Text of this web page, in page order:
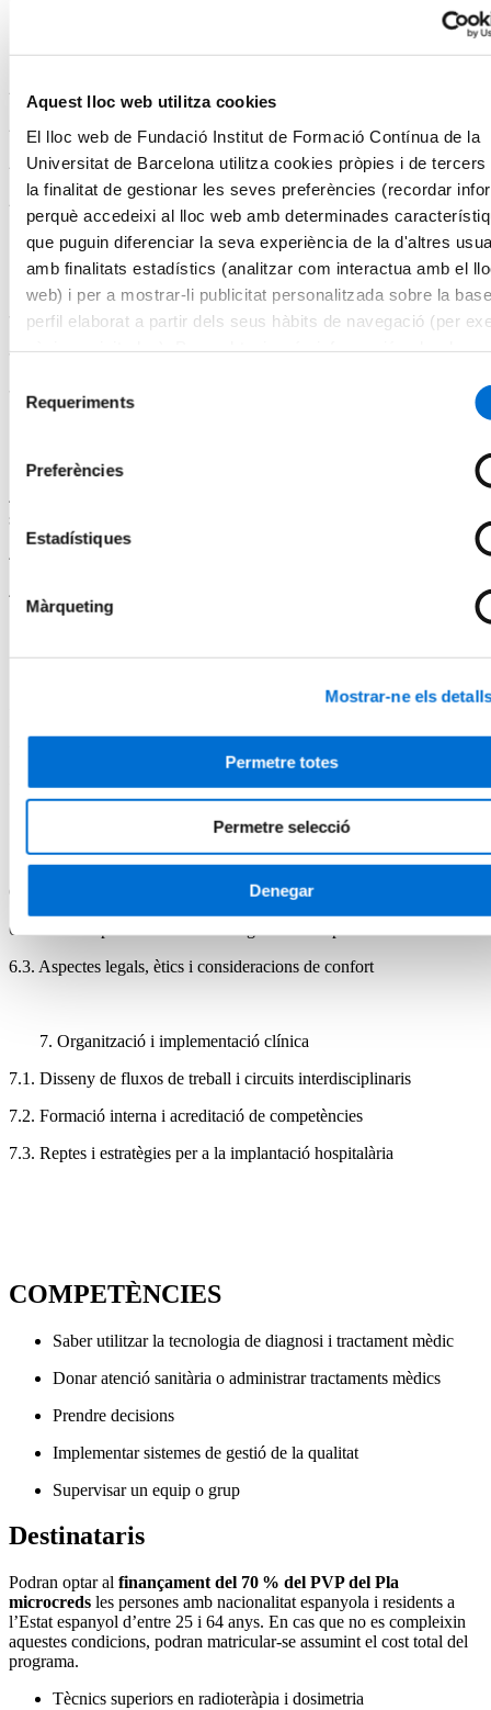
Aquest lloc web utilitza cookies
El lloc web de Fundació Institut de Formació Contínua de la
Universitat de Barcelona utilitza cookies pròpies i de tercers
la finalitat de gestionar les seves preferències (recordar
perquè accedeixi al lloc web amb determinades
que puguin diferenciar la seva experiència de la d'altres
amb finalitats estadístics (analitzar com interactua amb el
web) i per a mostrar-li publicitat personalitzada sobre la
perfil elaborat a partir dels seus hàbits de navegació (per
Requeriments
Preferències
Estadístiques
Màrqueting
Mostrar-ne els
Permetre totes
Permetre selecció
Denegar
2.2 Sistemes d’hipertèrmia superficial, profunda i intracavitària
2.3 Selecció de dispositius segons la localització tumoral
Planificació i execució del tractament
3.1. Criteris de selecció de pacients i indicacions
3.2. Preparació del pacient, col·locació de sondes i refrigeració
3.3. Monitoratge de temperatura i seguretat del tractament
Aplicació clínica per localitzacions
4.1. Casos pràctics en tumors superficials (melanoma, mama i
sarcomes)
4.2. Casos pràctics en tumors profunds (recte, coll d’úter i pròstata)
4.3. Discussió de casos clínics multidisciplinaris
5.1. Protocols de verificació i manteniment d’equips
5.2. QA físic i clínic: responsabilitats compartides
6. Comunicació, ètica i rol dels professionals
6.1. Consentiment informat i comunicació empàtica
6.2. Rol dels professionals en el seguiment del pacient
6.3. Aspectes legals, ètics i consideracions de confort
7. Organització i implementació clínica
7.1. Disseny de fluxos de treball i circuits interdisciplinaris
7.2. Formació interna i acreditació de competències
7.3. Reptes i estratègies per a la implantació hospitalària
COMPETÈNCIES
Saber utilitzar la tecnologia de diagnosi i tractament mèdic
Donar atenció sanitària o administrar tractaments mèdics
Prendre decisions
Implementar sistemes de gestió de la qualitat
Supervisar un equip o grup
Destinataris
Podran optar al finançament del 70 % del PVP del Pla
microcreds les persones amb nacionalitat espanyola i residents a
l’Estat espanyol d’entre 25 i 64 anys. En cas que no es compleixin
aquestes condicions, podran matricular-se assumint el cost total del
programa.
Tècnics superiors en radioteràpia i dosimetria